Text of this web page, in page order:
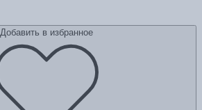
Добавить в избранное